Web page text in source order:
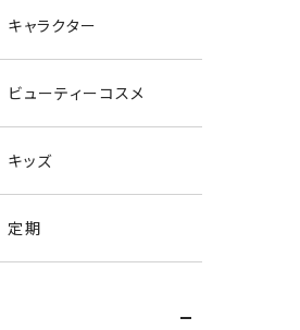
キャラクター
ビューティーコスメ
キッズ
定期